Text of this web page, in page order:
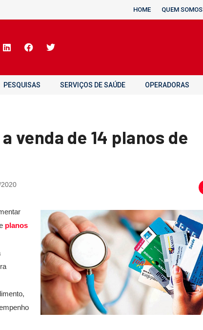
HOME QUEM SOMOS
PESQUISAS SERVIÇOS DE SAÚDE OPERADORAS
venda de 14 planos de
planos